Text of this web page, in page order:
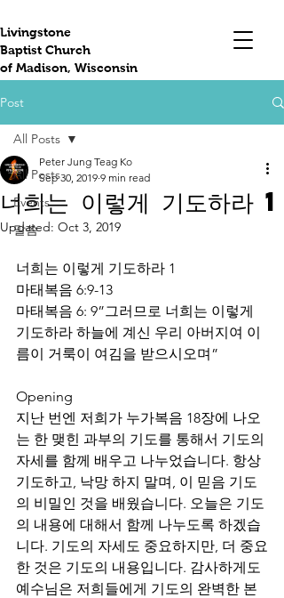
Livingstone
Baptist Church
of Madison, Wisconsin
Post
All Posts
Events
말씀
All Posts
너희는 이렇게 기도하라 1
Peter Jung Teag Ko
Sep 30, 2019 9 min read
Updated: Oct 3, 2019
너희는 이렇게 기도하라 1
마태복음 6:9-13
마태복음 6: 9”그러므로 너희는 이렇게
기도하라 하늘에 계신 우리 아버지여 이
름이 거룩이 여김을 받으시오며”
Opening
지난 번엔 저희가 누가복음 18장에 나오
는 한 맺힌 과부의 기도를 통해서 기도의
자세를 함께 배우고 나누었습니다. 항상
기도하고, 낙망 하지 말며, 이 믿음 기도
의 비밀인 것을 배웠습니다. 오늘은 기도
의 내용에 대해서 함께 나누도록 하겠습
니다. 기도의 자세도 중요하지만, 더 중요
한 것은 기도의 내용입니다. 감사하게도
예수님은 저희들에게 기도의 완벽한 본